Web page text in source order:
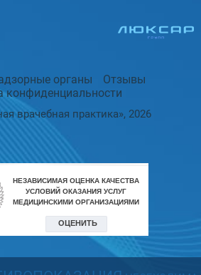
органы
Отзывы
конфиденциальности
врачебная практика», 2026